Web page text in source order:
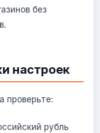
без
настроек
проверьте:
рубль